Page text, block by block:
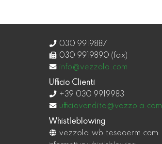
030 9919887
030 9919890 (fax)
info@vezzola.com
Ufficio Clienti
+39 030 9919983
ufficiovendite@vezzola.com
Whistleblowing
vezzola.wb.teseoerm.com